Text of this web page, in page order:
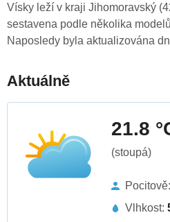
Vísky leží v kraji Jihomoravský
sestavena podle několika
Naposledy byla aktualizována
Aktuálně
21.8
(stoupá)
Pocitově:
Vlhkost: